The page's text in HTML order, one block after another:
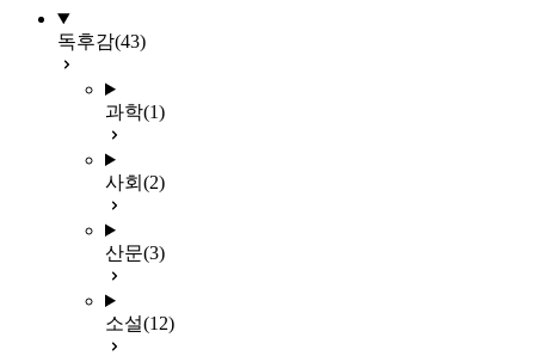
독후감(43)
과학(1)
사회 (2)
산문(3)
소설(12)